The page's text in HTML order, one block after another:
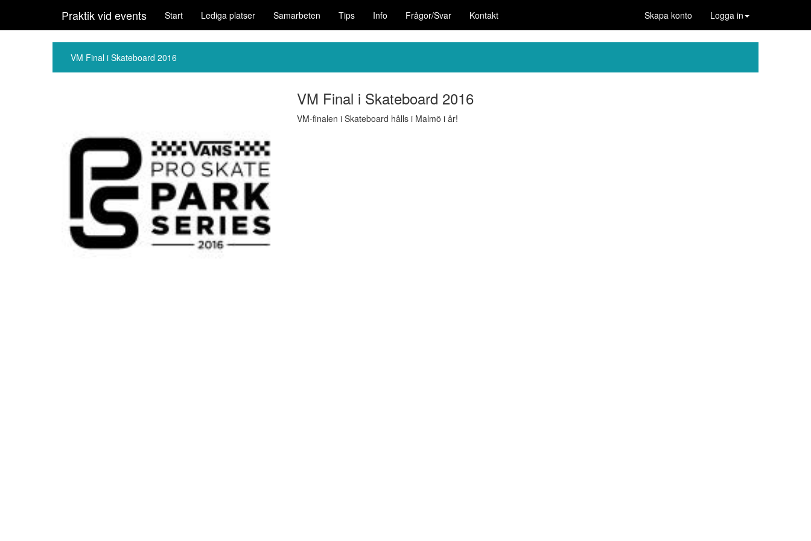
Praktik vid events Start Lediga platser Samarbeten Tips Info Frågor/Svar Kontakt Skapa konto Logga in
VM Final i Skateboard 2016
VM Final i Skateboard 2016
VM-finalen i Skateboard hålls i Malmö i år!